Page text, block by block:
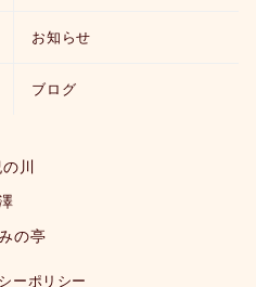
お知らせ
ブログ
川
の亭
ーポリシー